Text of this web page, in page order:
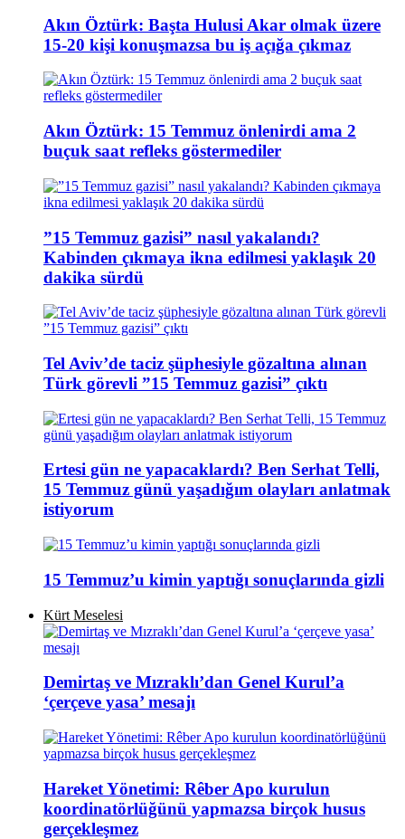
Akın Öztürk: Başta Hulusi Akar olmak üzere
15-20 kişi konuşmazsa bu iş açığa çıkmaz
Akın Öztürk: 15 Temmuz önlenirdi ama 2
buçuk saat refleks göstermediler
”15 Temmuz gazisi” nasıl yakalandı?
Kabinden çıkmaya ikna edilmesi yaklaşık 20
dakika sürdü
Tel Aviv’de taciz şüphesiyle gözaltına alınan
Türk görevli ”15 Temmuz gazisi” çıktı
Ertesi gün ne yapacaklardı? Ben Serhat Telli,
15 Temmuz günü yaşadığım olayları anlatmak
istiyorum
15 Temmuz’u kimin yaptığı sonuçlarında gizli
Kürt Meselesi
Demirtaş ve Mızraklı’dan Genel Kurul’a
‘çerçeve yasa’ mesajı
Hareket Yönetimi: Rêber Apo kurulun
koordinatörlüğünü yapmazsa birçok husus
gerçekleşmez